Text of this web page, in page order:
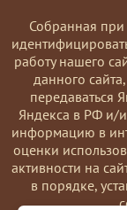
Coбранная
работу нашего
данного
передаваться
Яндекса в РФ и/
информацию в
оценки
активности на
в порядке,